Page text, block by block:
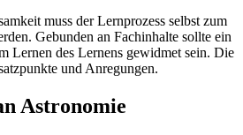
muss der Lernprozess selbst zum
Gebunden an Fachinhalte sollte ein
Lernen des Lernens gewidmet sein. Die
und Anregungen.
Astronomie